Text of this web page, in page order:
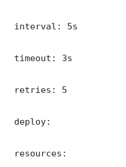
interval: 5s
timeout: 3s
retries: 5
deploy:
resources: